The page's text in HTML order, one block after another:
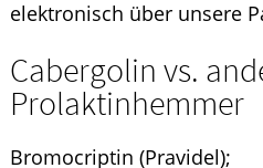
elektronisch über unsere
Cabergolin vs.
Prolaktinhemmer
Bromocriptin (Pravidel);